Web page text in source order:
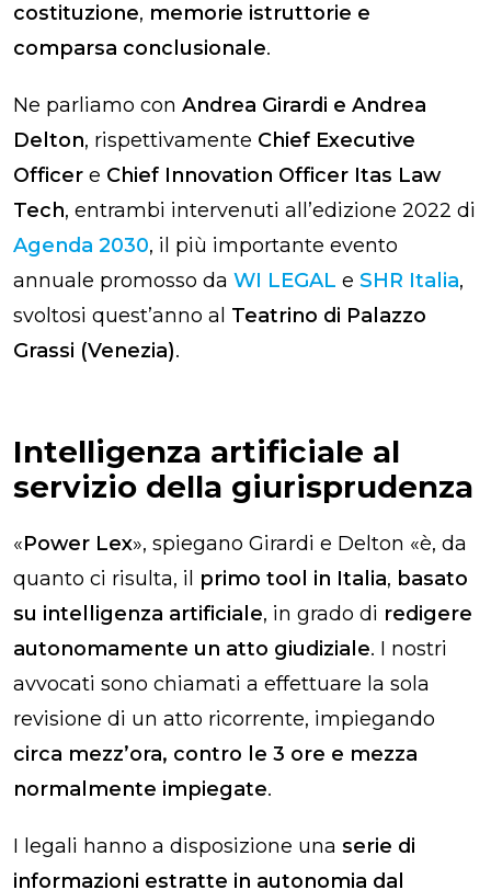
costituzione, memorie istruttorie e
comparsa conclusionale.
Ne parliamo con Andrea Girardi e Andrea
Delton, rispettivamente Chief Executive
Officer e Chief Innovation Officer Itas Law
Tech, entrambi intervenuti all’edizione 2022 di
Agenda 2030, il più importante evento
annuale promosso da WI LEGAL e SHR Italia,
svoltosi quest’anno al Teatrino di Palazzo
Grassi (Venezia).
Intelligenza artificiale al
servizio della giurisprudenza
«Power Lex», spiegano Girardi e Delton «è, da
quanto ci risulta, il primo tool in Italia, basato
su intelligenza artificiale, in grado di redigere
autonomamente un atto giudiziale. I nostri
avvocati sono chiamati a effettuare la sola
revisione di un atto ricorrente, impiegando
circa mezz’ora, contro le 3 ore e mezza
normalmente impiegate.
I legali hanno a disposizione una serie di
informazioni estratte in autonomia dal